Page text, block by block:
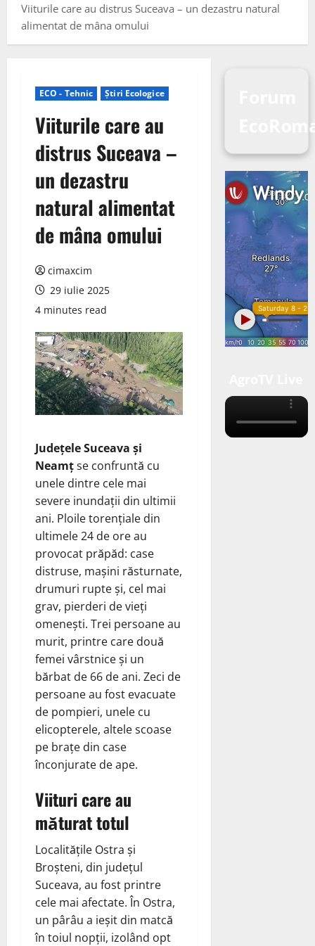
Viiturile care au distrus Suceava – un dezastru natural
alimentat de mâna omului
ECO - Tehnic Știri Ecologice
Viiturile care au
distrus Suceava –
un dezastru
natural alimentat
de mâna omului
cimaxcim
29 iulie 2025
4 minutes read
Județele Suceava și
Neamțse confruntă cu
unele dintre cele mai
severe inundații din ultimii
ani. Ploile torențiale din
ultimele 24 de ore au
provocat prăpăd: case
distruse, mașini răsturnate,
drumuri rupte și, cel mai
grav, pierderi de vieți
omenești. Trei persoane au
murit, printre care două
femei vârstnice și un
bărbat de 66 de ani. Zeci de
persoane au fost evacuate
de pompieri, unele cu
elicopterele, altele scoase
pe brațe din case
înconjurate de ape.
Viituri care au
măturat totul
Localitățile Ostra și
Broșteni, din județul
Suceava, au fost printre
cele mai afectate. În Ostra,
un pârâu a ieșit din matcă
în toiul nopții, izolând opt